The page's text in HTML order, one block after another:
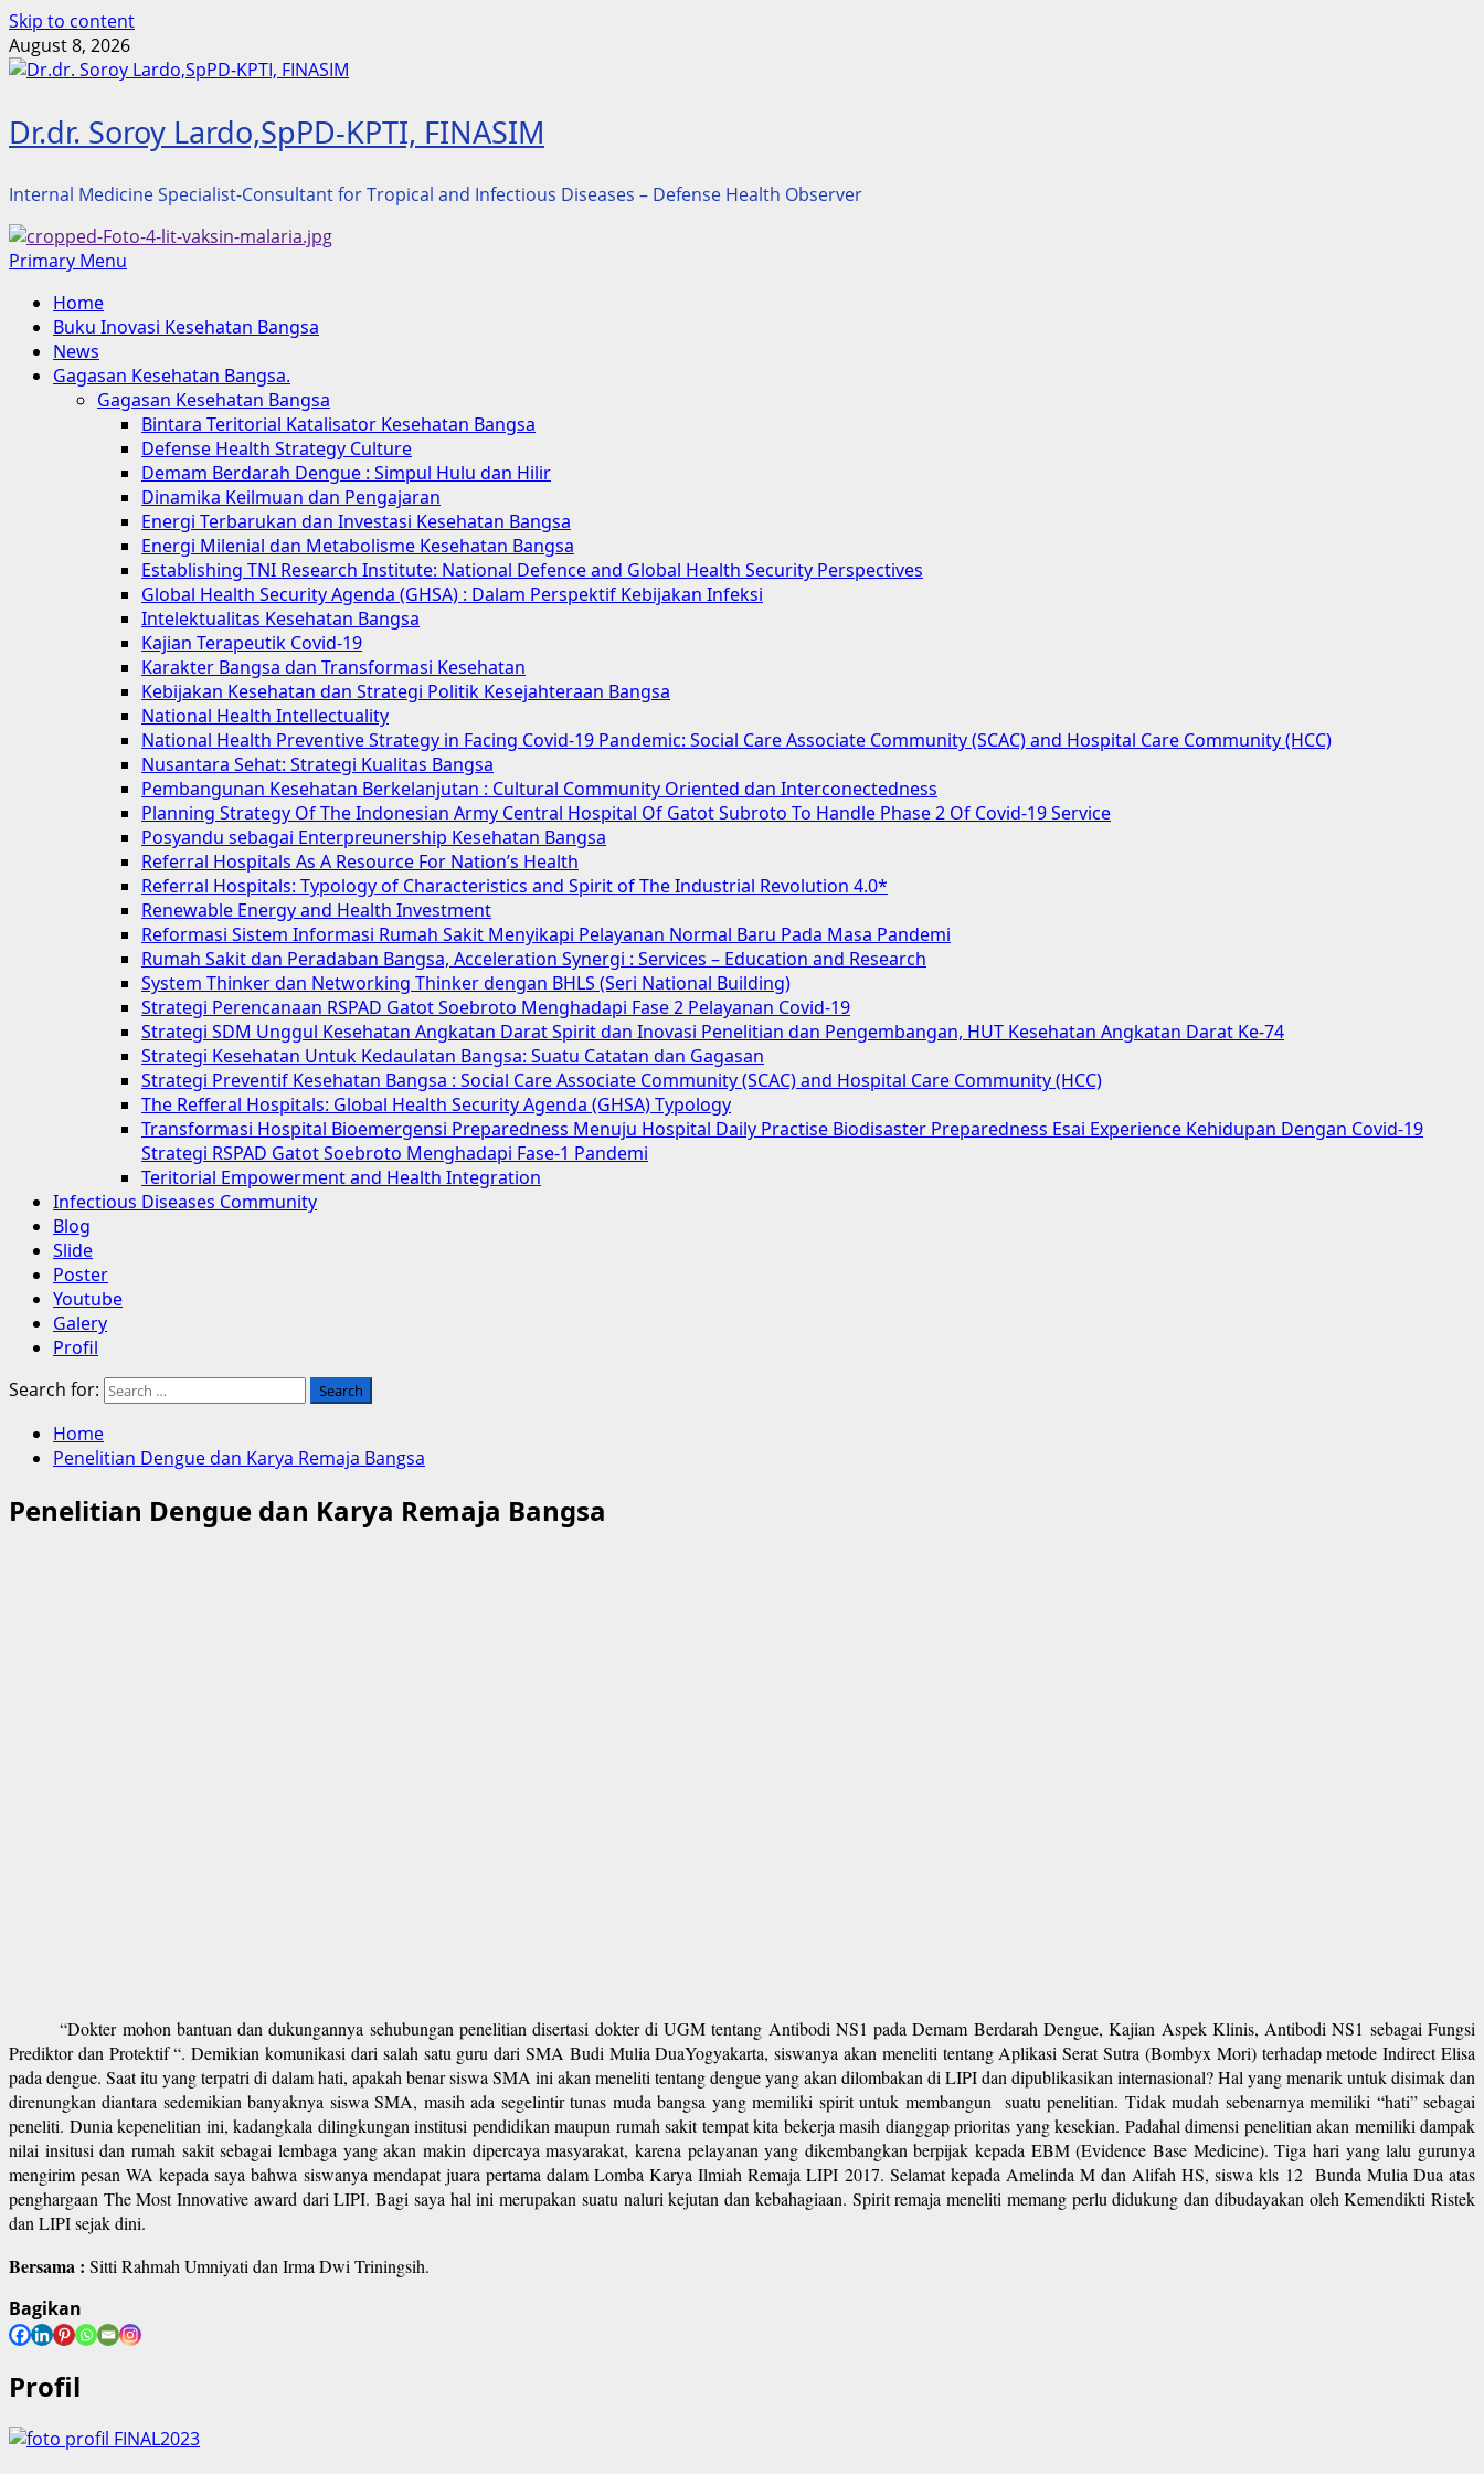
Skip to content
August 8, 2026
Dr.dr. Soroy Lardo,SpPD-KPTI, FINASIM
Internal Medicine Specialist-Consultant for Tropical and Infectious Diseases – Defense Health Observer
Primary Menu
Home
Buku Inovasi Kesehatan Bangsa
News
Gagasan Kesehatan Bangsa.
Gagasan Kesehatan Bangsa
Bintara Teritorial Katalisator Kesehatan Bangsa
Defense Health Strategy Culture
Demam Berdarah Dengue : Simpul Hulu dan Hilir
Dinamika Keilmuan dan Pengajaran
Energi Terbarukan dan Investasi Kesehatan Bangsa
Energi Milenial dan Metabolisme Kesehatan Bangsa
Establishing TNI Research Institute: National Defence and Global Health Security Perspectives
Global Health Security Agenda (GHSA) : Dalam Perspektif Kebijakan Infeksi
Intelektualitas Kesehatan Bangsa
Kajian Terapeutik Covid-19
Karakter Bangsa dan Transformasi Kesehatan
Kebijakan Kesehatan dan Strategi Politik Kesejahteraan Bangsa
National Health Intellectuality
National Health Preventive Strategy in Facing Covid-19 Pandemic: Social Care Associate Community (SCAC) and Hospital Care Community (HCC)
Nusantara Sehat: Strategi Kualitas Bangsa
Pembangunan Kesehatan Berkelanjutan : Cultural Community Oriented dan Interconectedness
Planning Strategy Of The Indonesian Army Central Hospital Of Gatot Subroto To Handle Phase 2 Of Covid-19 Service
Posyandu sebagai Enterpreunership Kesehatan Bangsa
Referral Hospitals As A Resource For Nation’s Health
Referral Hospitals: Typology of Characteristics and Spirit of The Industrial Revolution 4.0*
Renewable Energy and Health Investment
Reformasi Sistem Informasi Rumah Sakit Menyikapi Pelayanan Normal Baru Pada Masa Pandemi
Rumah Sakit dan Peradaban Bangsa, Acceleration Synergi : Services – Education and Research
System Thinker dan Networking Thinker dengan BHLS (Seri National Building)
Strategi Perencanaan RSPAD Gatot Soebroto Menghadapi Fase 2 Pelayanan Covid-19
Strategi SDM Unggul Kesehatan Angkatan Darat Spirit dan Inovasi Penelitian dan Pengembangan, HUT Kesehatan Angkatan Darat Ke-74
Strategi Kesehatan Untuk Kedaulatan Bangsa: Suatu Catatan dan Gagasan
Strategi Preventif Kesehatan Bangsa : Social Care Associate Community (SCAC) and Hospital Care Community (HCC)
The Refferal Hospitals: Global Health Security Agenda (GHSA) Typology
Transformasi Hospital Bioemergensi Preparedness Menuju Hospital Daily Practise Biodisaster Preparedness Esai Experience Kehidupan Dengan Covid-19
Strategi RSPAD Gatot Soebroto Menghadapi Fase-1 Pandemi
Teritorial Empowerment and Health Integration
Infectious Diseases Community
Blog
Slide
Poster
Youtube
Galery
Profil
Search for:
Home
Penelitian Dengue dan Karya Remaja Bangsa
Penelitian Dengue dan Karya Remaja Bangsa
“Dokter mohon bantuan dan dukungannya sehubungan penelitian disertasi dokter di UGM tentang Antibodi NS1 pada Demam Berdarah Dengue, Kajian Aspek Klinis, Antibodi NS1 sebagai Fungsi
Prediktor dan Protektif “. Demikian komunikasi dari salah satu guru dari SMA Budi Mulia DuaYogyakarta, siswanya akan meneliti tentang Aplikasi Serat Sutra (Bombyx Mori) terhadap metode Indirect Elisa
pada dengue. Saat itu yang terpatri di dalam hati, apakah benar siswa SMA ini akan meneliti tentang dengue yang akan dilombakan di LIPI dan dipublikasikan internasional? Hal yang menarik untuk disimak dan
direnungkan diantara sedemikian banyaknya siswa SMA, masih ada segelintir tunas muda bangsa yang memiliki spirit untuk membangun suatu penelitian. Tidak mudah sebenarnya memiliki “hati” sebagai
peneliti. Dunia kepenelitian ini, kadangkala dilingkungan institusi pendidikan maupun rumah sakit tempat kita bekerja masih dianggap prioritas yang kesekian. Padahal dimensi penelitian akan memiliki dampak
nilai insitusi dan rumah sakit sebagai lembaga yang akan makin dipercaya masyarakat, karena pelayanan yang dikembangkan berpijak kepada EBM (Evidence Base Medicine). Tiga hari yang lalu gurunya
mengirim pesan WA kepada saya bahwa siswanya mendapat juara pertama dalam Lomba Karya Ilmiah Remaja LIPI 2017. Selamat kepada Amelinda M dan Alifah HS, siswa kls 12 Bunda Mulia Dua atas
penghargaan The Most Innovative award dari LIPI. Bagi saya hal ini merupakan suatu naluri kejutan dan kebahagiaan. Spirit remaja meneliti memang perlu didukung dan dibudayakan oleh Kemendikti Ristek
dan LIPI sejak dini.
Bersama : Sitti Rahmah Umniyati dan Irma Dwi Triningsih.
Bagikan
Profil